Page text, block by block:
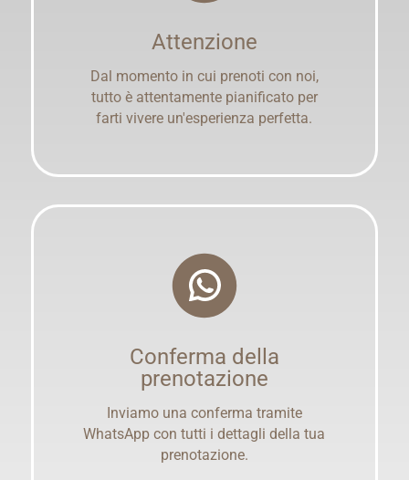
Attenzione
Dal momento in cui prenoti con noi,
tutto è attentamente pianificato per
farti vivere un'esperienza perfetta.
Conferma della
prenotazione
Inviamo una conferma tramite
WhatsApp con tutti i dettagli della tua
prenotazione.